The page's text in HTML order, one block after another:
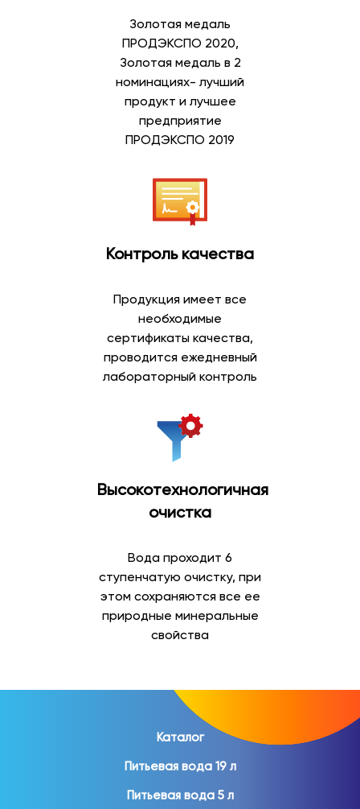
Золотая медаль
ПРОДЭКСПО 2020,
Золотая медаль в 2
номинациях- лучший
продукт и лучшее
предприятие
ПРОДЭКСПО 2019
Контроль качества
Продукция имеет все
необходимые
сертификаты качества,
проводится ежедневный
лабораторный контроль
Высокотехнологичная
очистка
Вода проходит 6
ступенчатую очистку, при
этом сохраняются все ее
природные минеральные
свойства
Каталог
Питьевая вода 19 л
Питьевая вода 5 л